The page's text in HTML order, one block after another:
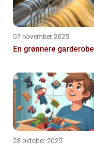
07 november 2025
En grønnere garderobe
28 oktober 2025